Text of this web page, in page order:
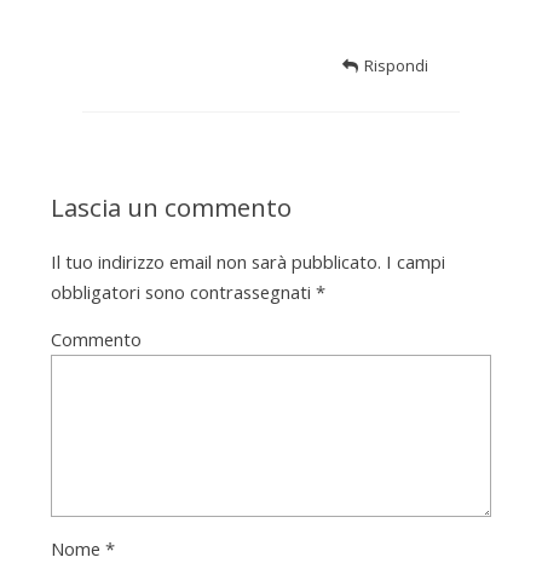
Rispondi
Lascia un commento
Il tuo indirizzo email non sarà pubblicato. I campi
obbligatori sono contrassegnati *
Commento
Nome *